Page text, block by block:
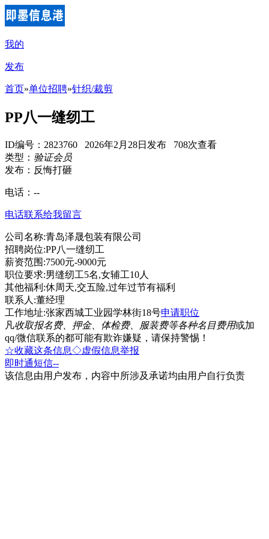
我的
发布
首页»单位招聘»针织/裁剪
PP八一缝纫工
ID编号：2823760 2026年2月28日发布 708次查看
类型： 验证会员
发布：反悔打砸
电话： --
电话联系给我留言
公司名称:青岛泽晟包装有限公司
招聘岗位:PP八一缝纫工
薪资范围:7500元-9000元
职位要求:男缝纫工5名,女辅工10人
其他福利:休周天,交五险,过年过节有福利
联系人:董经理
工作地址:张家西城工业园学林街18号申请职位
凡收取报名费、押金、体检费、服装费等各种名目费用或加
qq/微信联系的都可能有欺诈嫌疑，请保持警惕！
☆收藏这条信息◇虚假信息举报
即时通短信--
该信息由用户发布，内容中所涉及承诺均由用户自行负责